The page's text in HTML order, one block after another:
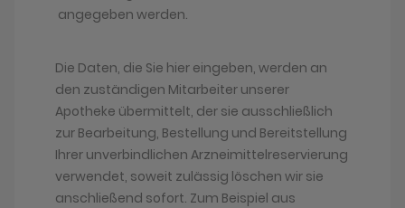
Die Daten, die Sie hier eingeben, werden an
den zuständigen Mitarbeiter unserer
Apotheke übermittelt, der sie ausschließlich
zur Bearbeitung, Bestellung und Bereitstellung
Ihrer unverbindlichen Arzneimittelreservierung
verwendet, soweit zulässig löschen wir sie
anschließend sofort. Zum Beispiel aus